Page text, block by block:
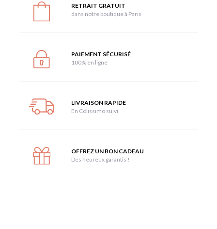
RETRAIT GRATUIT
dans notre boutique à Paris
PAIEMENT SÉCURISÉ
100% en ligne
LIVRAISON RAPIDE
En Colissimo suivi
OFFREZ UN BON CADEAU
Des heureux garantis !